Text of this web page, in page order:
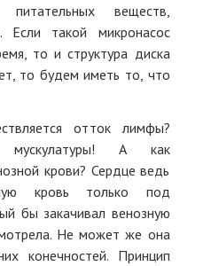
веществ,
Если такой микронасос
то и структура диска
то будем иметь то, что
отток лимфы?
А как
крови? Сердце ведь
кровь только под
бы закачивал венозную
Не может же она
конечностей. Принцип